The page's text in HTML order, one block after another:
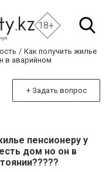
18+
Как получить жилье
в аварийном
+ Задать вопрос
пенсионеру у
дом но он в